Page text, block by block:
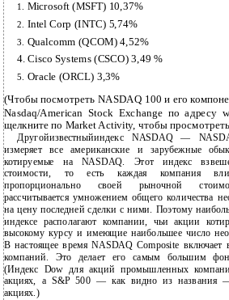
1. Microsoft (MSFT) 10,37%
2. Intel Corp (INTC) 5,74%
3. Qualcomm (QCOM) 4,52%
4. Cisco Systems (CSCO) 3,49 %
5. Oracle (ORCL) 3,3%
(Чтобы посмотреть NASDAQ 100 и его
Nasdaq/American Stock Exchange по адресу
щелкните по Market Activity, чтобы
Другойизвестныйиндекс NASDAQ —
измеряет все американские и зарубежные
котируемые на NASDAQ. Этот индекс
стоимости, то есть каждая компания
пропорционально своей рыночной
рассчитывается умножением общего количества
на цену последней сделки с ними. Поэтому
индексе располагают компании, чьи акции
высокому курсу и имеющие наибольшее число
В настоящее время NASDAQ Composite включает
компаний. Это делает его самым большим
(Индекс Dow для акций промышленных
акциях, a S&P 500 — как видно из названия
акциях.)